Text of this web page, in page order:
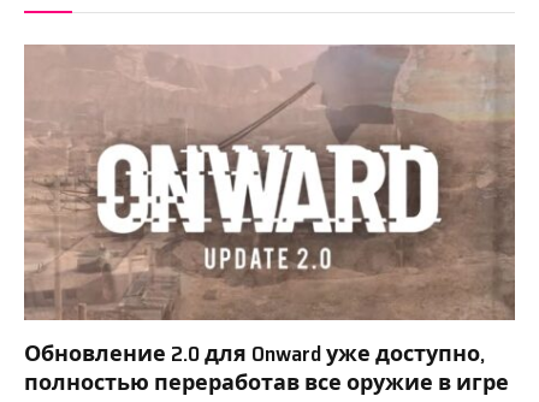
Обновление 2.0 для Onward уже доступно,
полностью переработав все оружие в игре